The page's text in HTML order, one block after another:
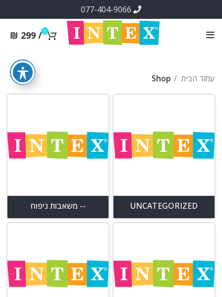
1
/
₪ 299
עמוד הבית Shop
UNCATEGORIZED -- משאבות ניפוח